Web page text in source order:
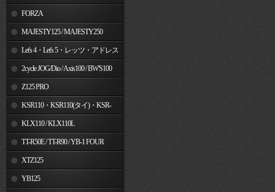
FORZA
MAJESTY125 / MAJESTY250
Let's 4・Let's 5・レッツ・アドレス
V50 2cycle JOG/Dio / Axis100 / BW'S100
Z125 PRO
KSR110・KSR110(タイ)・KSR-
I/II・KSR PRO
KLX110 / KLX110L
TT-R50E / TT-R90 / YB-1 FOUR
XTZ125
YB125